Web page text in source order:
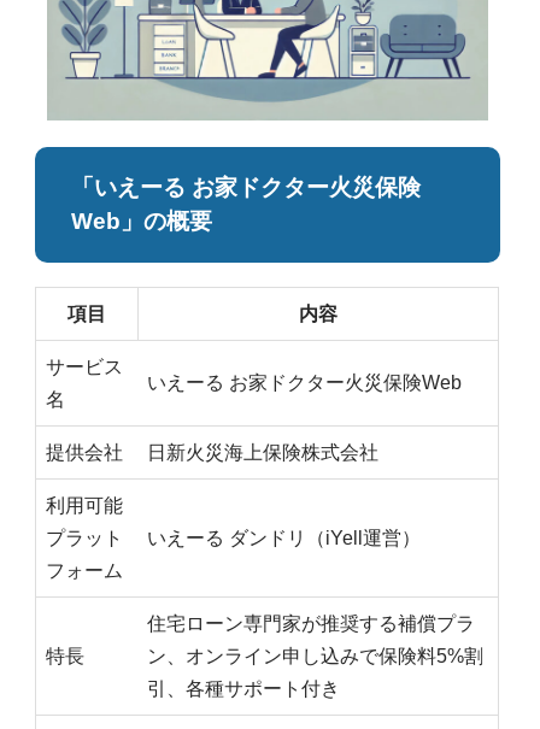
「いえーる お家ドクター火災保険
Web」の概要
項目 内容
サービス
名
いえーる お家ドクター火災保険Web
提供会社 日新火災海上保険株式会社
利用可能
プラット
フォーム
いえーる ダンドリ（iYell運営）
特長
住宅ローン専門家が推奨する補償プラ
ン、オンライン申し込みで保険料5%割
引、各種サポート付き